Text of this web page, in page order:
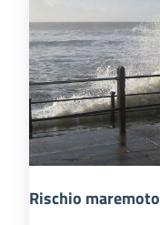
Rischio maremoto